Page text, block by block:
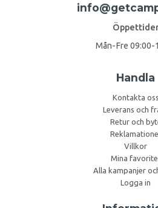
Mån-Fre 09:00-
Handla
Kontakta oss
Leverans och
Retur och
Villkor
Mina
Alla kampanjer
Logga in